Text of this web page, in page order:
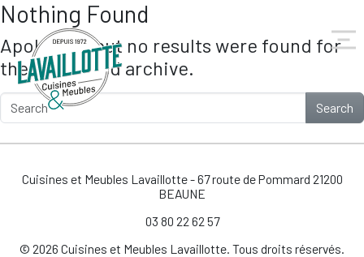
Skip to main content
Nothing Found
Apologies, but no results were found for
the requested archive.
Search
Cuisines et Meubles Lavaillotte - 67 route de Pommard 21200
BEAUNE
03 80 22 62 57
© 2026 Cuisines et Meubles Lavaillotte. Tous droits réservés.